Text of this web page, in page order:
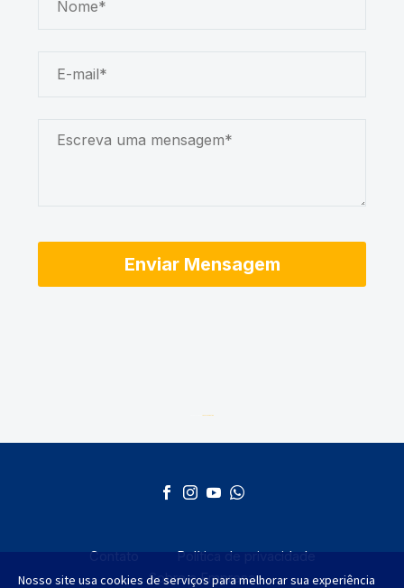
Contato
Política de privacidade
Sobre a Empresa
Nosso site usa cookies de serviços para melhorar sua experiência